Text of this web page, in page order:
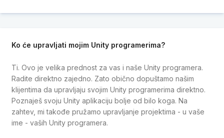
Ko će upravljati mojim Unity programerima?
Ti. Ovo je velika prednost za vas i naše Unity programera.
Radite direktno zajedno. Zato obično dopuštamo našim
klijentima da upravljaju svojim Unity programerima direktno.
Poznaješ svoju Unity aplikaciju bolje od bilo koga. Na
zahtev, mi takođe pružamo upravljanje projektima - u vaše
ime - vaših Unity programera.